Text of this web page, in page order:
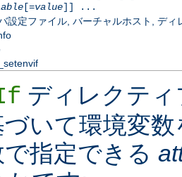
[=value]] ...
設定ファイル, バーチャルホスト, ディ
ディレクテ
づいて環境変
指定できる